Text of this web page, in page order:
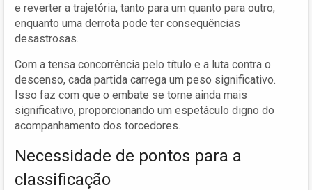
e reverter a trajetória, tanto para um quanto para outro,
enquanto uma derrota pode ter consequências
desastrosas.
Com a tensa concorrência pelo título e a luta contra o
descenso, cada partida carrega um peso significativo.
Isso faz com que o embate se torne ainda mais
significativo, proporcionando um espetáculo digno do
acompanhamento dos torcedores.
Necessidade de pontos para a
classificação